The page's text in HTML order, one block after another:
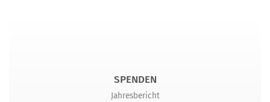
SPENDEN
Jahresbericht